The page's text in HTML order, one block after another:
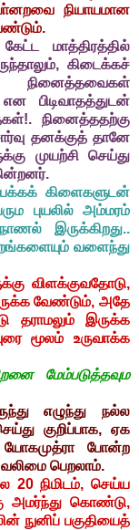
நியாயமான
மாத்திரத்தில்
கிடைக்கச்
நினைத்தவைகள்
பிடிவாதத்துடன்
நினைத்ததற்கு
தனக்குத் தானே
முயற்சி செய்து
பக்கக் கிளைகளுடன்
புயலில் அம்மரம்
இருக்கிறது..
வளைந்து
விளக்குவதோடு,
வேண்டும், அதே
தராமலும் இருக்க
மூலம் உருவாக்க
மேம்படுத்தவும
எழுந்து நல்ல
குறிப்பாக, ஏக
போன்ற
பெறலாம்.
20 நிமிடம், செய்ய
அமர்ந்து கொண்டு,
நுனிப் பகுதியைத்